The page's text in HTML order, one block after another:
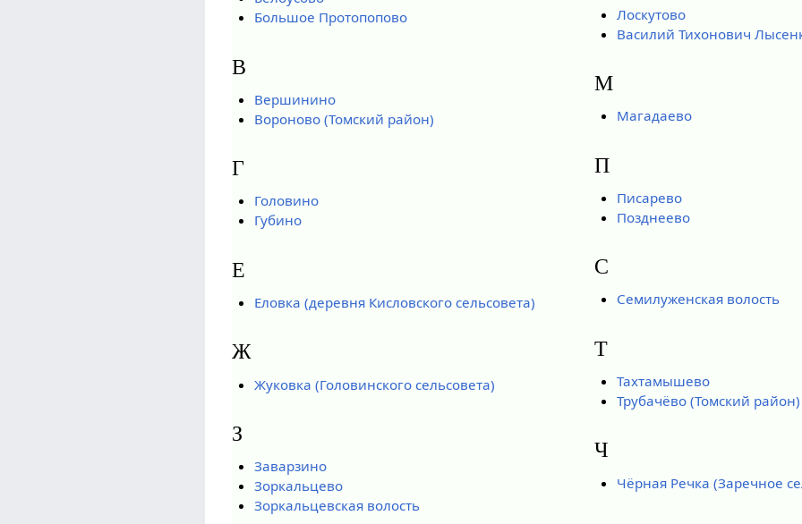
Большое Протопопово
В
Вершинино
Вороново (Томский район)
Г
Головино
Губино
Е
Еловка (деревня Кисловского сельсовета)
Ж
Жуковка (Головинского сельсовета)
З
Заварзино
Зоркальцево
Зоркальцевская волость
Лоскутово
Василий Тихонович
М
Магадаево
П
Писарево
Позднеево
С
Семилуженская волость
Т
Тахтамышево
Трубачёво (Томский район)
Ч
Чёрная Речка (Заречное